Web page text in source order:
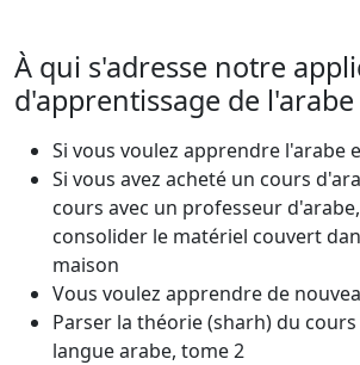
À qui s'adresse notre
d'apprentissage de l'arabe
Si vous voulez apprendre l'arabe
Si vous avez acheté un cours
cours avec un professeur
consolider le matériel couvert
maison
Vous voulez apprendre de
Parser la théorie (sharh) du
langue arabe, tome 2